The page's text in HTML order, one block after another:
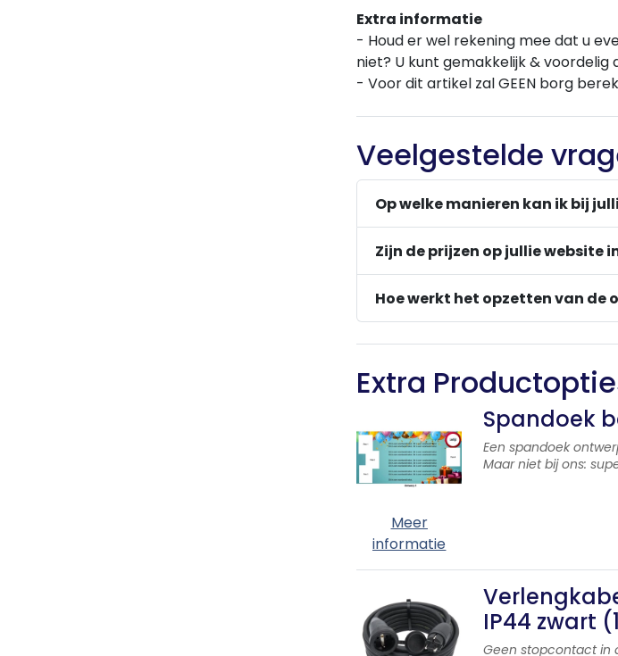
Extra informatie
- Houd er wel rekening mee dat u
niet? U kunt gemakkelijk &
- Voor dit artikel zal GEEN borg
Veelgestelde
Op welke manieren kan ik bij
Zijn de prijzen op jullie website
Hoe werkt het opzetten van de
Extra
Meer
informatie
Spandoek
Een spandoek
Maar niet bij ons:
IP44 zwart
Geen stopcontact in